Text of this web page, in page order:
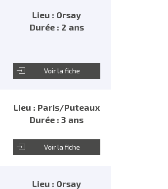
Lieu : Orsay
Durée : 2 ans
Voir la fiche
Lieu : Paris/Puteaux
Durée : 3 ans
Voir la fiche
Lieu : Orsay